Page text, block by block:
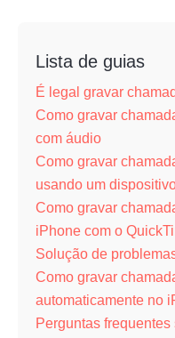
Lista de guias
É legal gravar
Como gravar
com áudio
Como gravar
usando um
Como gravar
iPhone com o
Solução de
Como gravar
automaticamente no
Perguntas